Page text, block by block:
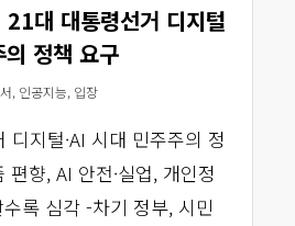
대 대통령선거 디지털
정책 요구
, 인공지능, 입장
디지털·AI 시대 민주주의 정
향, AI 안전·실업, 개인정
록 심각 -차기 정부, 시민